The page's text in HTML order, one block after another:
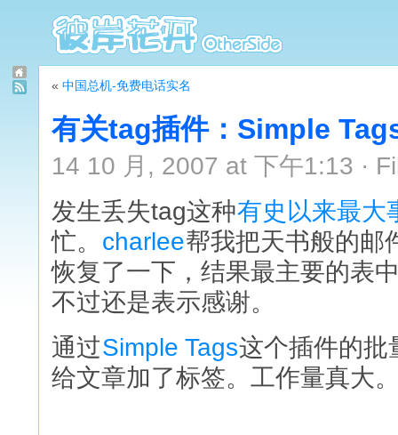
« 中国总机-免费电话实名
有关tag插件：Simple
14 10 月, 2007 at 下午1:13 ·
发生丢失tag这种有史以来最大
忙。 charlee帮我把天书般的邮
恢复了一下，结果最主要的表
不过还是表示感谢。
通过Simple Tags这个插件的批
给文章加了标签。工作量真大